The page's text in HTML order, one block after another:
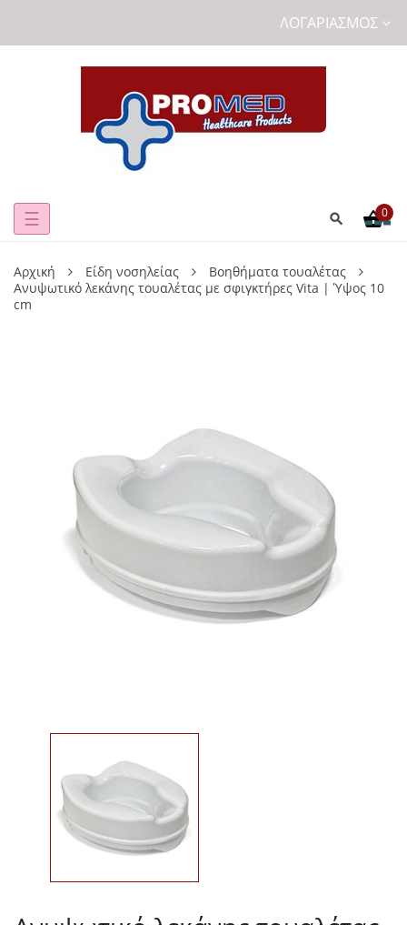
ΛΟΓΑΡΙΑΣΜΌΣ
Toggle
☰ 0
Αρχική Είδη νοσηλείας
Βοηθήματα τουαλέτας
Ανυψωτικό λεκάνης τουαλέτας με σφιγκτήρες Vita | Ύψος 10
cm